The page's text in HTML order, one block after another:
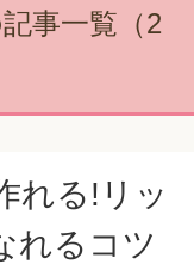
事一覧（2
れる!リッ
れるコツ